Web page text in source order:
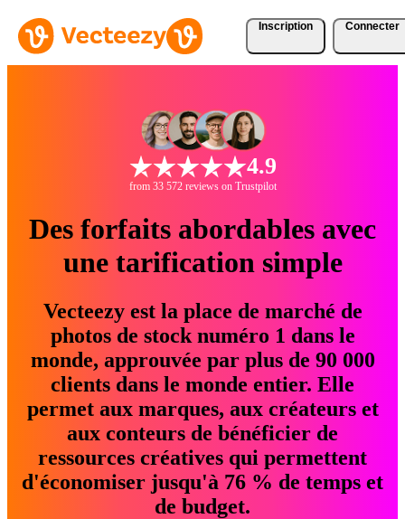
Inscription Connecter
4.9
from 33 572 reviews on Trustpilot
Des forfaits abordables avec
une tarification simple
Vecteezy est la place de marché de
photos de stock numéro 1 dans le
monde, approuvée par plus de 90 000
clients dans le monde entier. Elle
permet aux marques, aux créateurs et
aux conteurs de bénéficier de
ressources créatives qui permettent
d'économiser jusqu'à 76 % de temps et
de budget.